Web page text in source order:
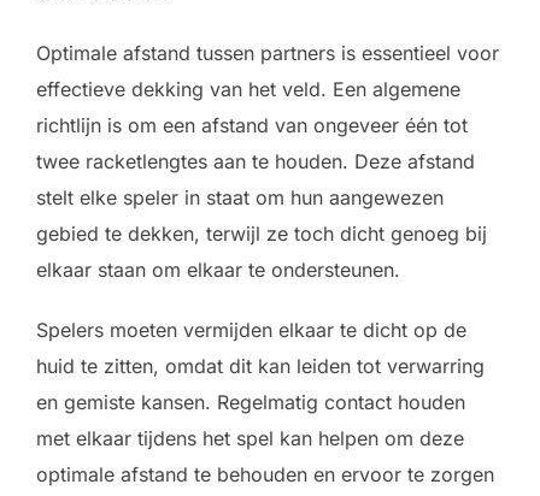
Optimale afstand tussen partners is essentieel voor
effectieve dekking van het veld. Een algemene
richtlijn is om een afstand van ongeveer één tot
twee racketlengtes aan te houden. Deze afstand
stelt elke speler in staat om hun aangewezen
gebied te dekken, terwijl ze toch dicht genoeg bij
elkaar staan om elkaar te ondersteunen.
Spelers moeten vermijden elkaar te dicht op de
huid te zitten, omdat dit kan leiden tot verwarring
en gemiste kansen. Regelmatig contact houden
met elkaar tijdens het spel kan helpen om deze
optimale afstand te behouden en ervoor te zorgen